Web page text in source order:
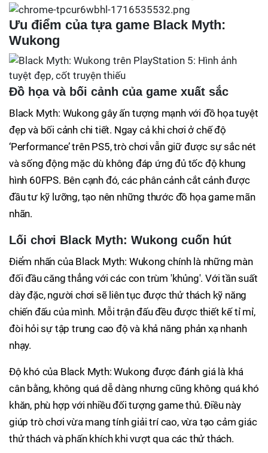
Ưu điểm của tựa game Black Myth:
Wukong
Đồ họa và bối cảnh của game xuất sắc
Black Myth: Wukong gây ấn tượng mạnh với đồ họa tuyệt
đẹp và bối cảnh chi tiết. Ngay cả khi chơi ở chế độ
‘Performance’ trên PS5, trò chơi vẫn giữ được sự sắc nét
và sống động mặc dù không đáp ứng đủ tốc độ khung
hình 60FPS. Bên cạnh đó, các phân cảnh cắt cảnh được
đầu tư kỹ lưỡng, tạo nên những thước đồ họa game mãn
nhãn.
Lối chơi Black Myth: Wukong cuốn hút
Điểm nhấn của Black Myth: Wukong chính là những màn
đối đầu căng thẳng với các con trùm 'khủng'. Với tần suất
dày đặc, người chơi sẽ liên tục được thử thách kỹ năng
chiến đấu của mình. Mỗi trận đấu đều được thiết kế tỉ mỉ,
đòi hỏi sự tập trung cao độ và khả năng phản xạ nhanh
nhạy.
Độ khó của Black Myth: Wukong được đánh giá là khá
cân bằng, không quá dễ dàng nhưng cũng không quá khó
khăn, phù hợp với nhiều đối tượng game thủ. Điều này
giúp trò chơi vừa mang tính giải trí cao, vừa tạo cảm giác
thử thách và phấn khích khi vượt qua các thử thách.